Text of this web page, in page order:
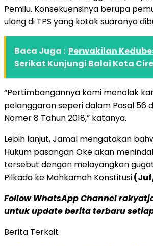
Pemilu. Konsekuensinya berupa
ulang di TPS yang kotak suaranya
Baca Juga : Perwakilan
Serikat Kunjungi Balai Kota
“Pertimbangannya kami menolak
pelanggaran seperi dalam Pasal 56
Nomer 8 Tahun 2018,” katanya.
Lebih lanjut, Jamal mengatakan
Hukum pasangan Oke akan
tersebut dengan melayangkan
Pilkada ke Mahkamah Konstitusi.
Follow WhatsApp Channel
untuk update berita terbaru
Berita Terkait